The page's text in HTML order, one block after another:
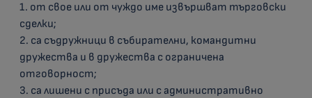
1. от свое или от чуждо име извършват търговски
сделки;
2. са съдружници в събирателни, командитни
дружества и в дружества с ограничена
отговорност;
3. са лишени с присъда или с административно